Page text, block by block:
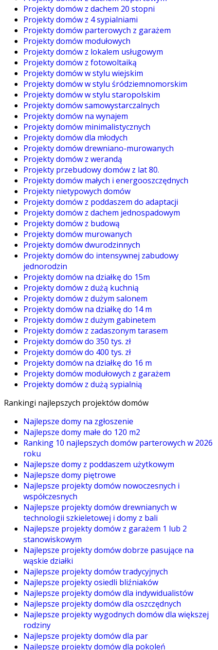
Projekty domów z dachem 20 stopni
Projekty domów z 4 sypialniami
Projekty domów parterowych z garażem
Projekty domów modułowych
Projekty domów z lokalem usługowym
Projekty domów z fotowoltaiką
Projekty domów w stylu wiejskim
Projekty domów w stylu śródziemnomorskim
Projekty domów w stylu staropolskim
Projekty domów samowystarczalnych
Projekty domów na wynajem
Projekty domów minimalistycznych
Projekty domów dla młodych
Projekty domów drewniano-murowanych
Projekty domów z werandą
Projekty przebudowy domów z lat 80.
Projekty domów małych i energooszczędnych
Projekty nietypowych domów
Projekty domów z poddaszem do adaptacji
Projekty domów z dachem jednospadowym
Projekty domów z budową
Projekty domów murowanych
Projekty domów dwurodzinnych
Projekty domów do intensywnej zabudowy
jednorodzin
Projekty domów na działkę do 15m
Projekty domów z dużą kuchnią
Projekty domów z dużym salonem
Projekty domów na działkę do 14 m
Projekty domów z dużym gabinetem
Projekty domów z zadaszonym tarasem
Projekty domów do 350 tys. zł
Projekty domów do 400 tys. zł
Projekty domów na działkę do 16 m
Projekty domów modułowych z garażem
Projekty domów z dużą sypialnią
Rankingi najlepszych projektów domów
Najlepsze domy na zgłoszenie
Najlepsze domy małe do 120 m2
Ranking 10 najlepszych domów parterowych w 2026
roku
Najlepsze domy z poddaszem użytkowym
Najlepsze domy piętrowe
Najlepsze projekty domów nowoczesnych i
współczesnych
Najlepsze projekty domów drewnianych w
technologii szkieletowej i domy z bali
Najlepsze projekty domów z garażem 1 lub 2
stanowiskowym
Najlepsze projekty domów dobrze pasujące na
wąskie działki
Najlepsze projekty domów tradycyjnych
Najlepsze projekty osiedli bliźniaków
Najlepsze projekty domów dla indywidualistów
Najlepsze projekty domów dla oszczędnych
Najlepsze projekty wygodnych domów dla większej
rodziny
Najlepsze projekty domów dla par
Najlepsze projekty domów dla pokoleń